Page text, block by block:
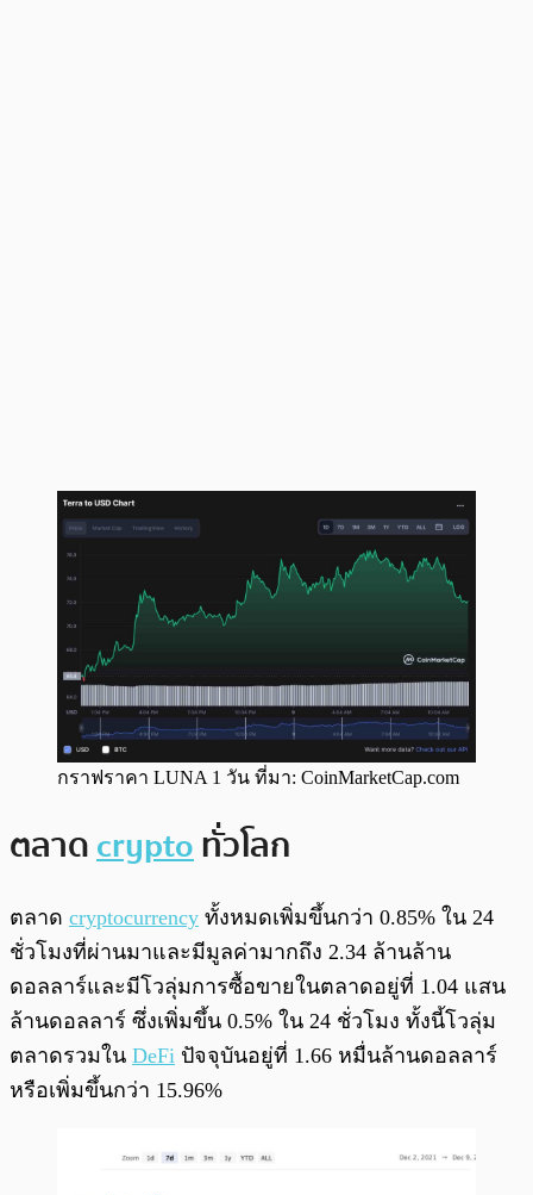
กราฟราคา LUNA 1 วัน ที่มา: CoinMarketCap.com
ตลาดcryptoทั่วโลก
ตลาด cryptocurrency ทั้งหมดเพิ่มขึ้นกว่า 0.85% ใน 24
ชั่วโมงที่ผ่านมาและมีมูลค่ามากถึง 2.34 ล้านล้าน
ดอลลาร์และมีโวลุ่มการซื้อขายในตลาดอยู่ที่ 1.04 แสน
ล้านดอลลาร์ ซึ่งเพิ่มขึ้น 0.5% ใน 24 ชั่วโมง ทั้งนี้โวลุ่ม
ตลาดรวมใน DeFi ปัจจุบันอยู่ที่ 1.66 หมื่นล้านดอลลาร์
หรือเพิ่มขึ้นกว่า 15.96%